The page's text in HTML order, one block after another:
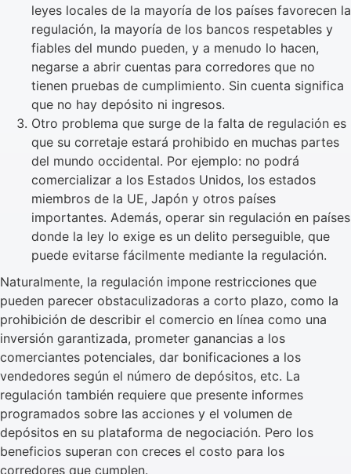
leyes locales de la mayoría de los países favorecen la
regulación, la mayoría de los bancos respetables y
fiables del mundo pueden, y a menudo lo hacen,
negarse a abrir cuentas para corredores que no
tienen pruebas de cumplimiento. Sin cuenta significa
que no hay depósito ni ingresos.
Otro problema que surge de la falta de regulación es
que su corretaje estará prohibido en muchas partes
del mundo occidental. Por ejemplo: no podrá
comercializar a los Estados Unidos, los estados
miembros de la UE, Japón y otros países
importantes. Además, operar sin regulación en países
donde la ley lo exige es un delito perseguible, que
puede evitarse fácilmente mediante la regulación.
Naturalmente, la regulación impone restricciones que
pueden parecer obstaculizadoras a corto plazo, como la
prohibición de describir el comercio en línea como una
inversión garantizada, prometer ganancias a los
comerciantes potenciales, dar bonificaciones a los
vendedores según el número de depósitos, etc. La
regulación también requiere que presente informes
programados sobre las acciones y el volumen de
depósitos en su plataforma de negociación. Pero los
beneficios superan con creces el costo para los
corredores que cumplen.